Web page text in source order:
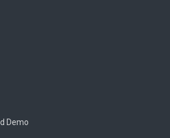
Demo